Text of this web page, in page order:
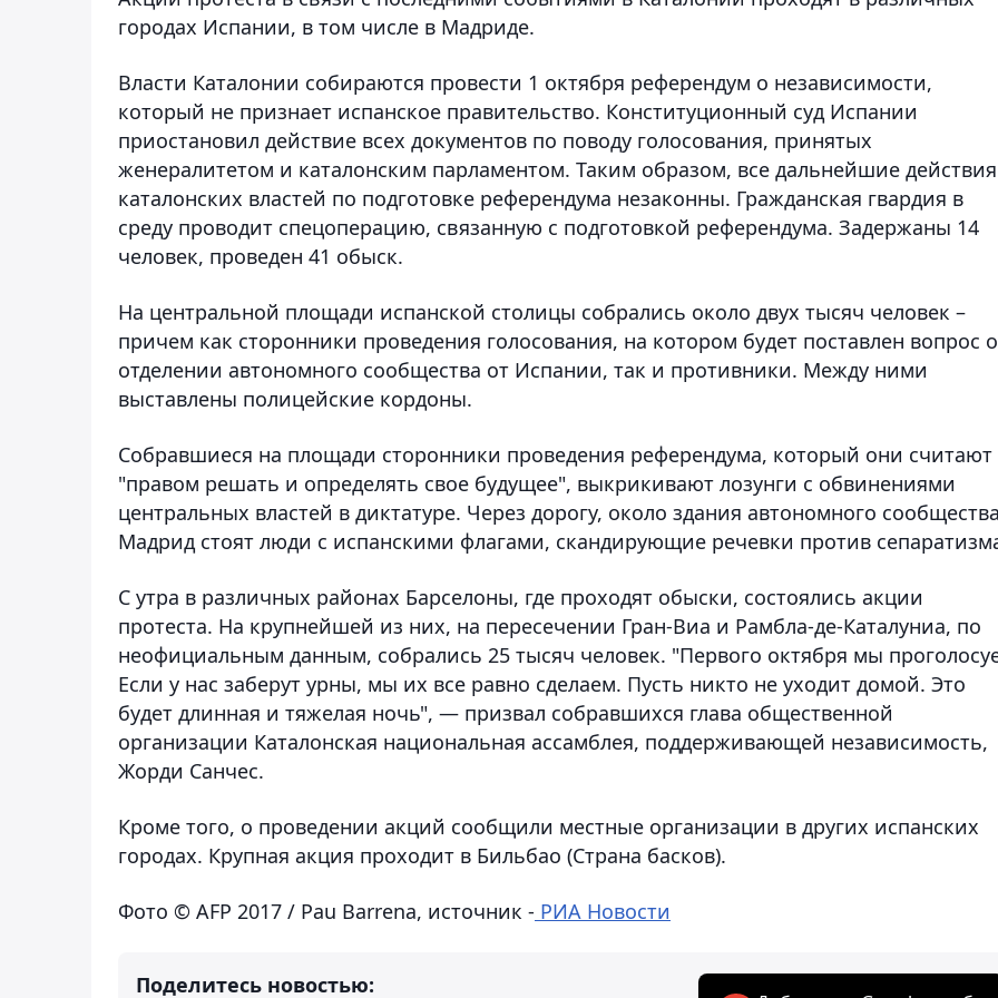
городах Испании, в том числе в Мадриде.
Власти Каталонии собираются провести 1 октября референдум о независимости,
который не признает испанское правительство. Конституционный суд Испании
приостановил действие всех документов по поводу голосования, принятых
женералитетом и каталонским парламентом. Таким образом, все дальнейшие действия
каталонских властей по подготовке референдума незаконны. Гражданская гвардия в
среду проводит спецоперацию, связанную с подготовкой референдума. Задержаны 14
человек, проведен 41 обыск.
На центральной площади испанской столицы собрались около двух тысяч человек –
причем как сторонники проведения голосования, на котором будет поставлен вопрос
отделении автономного сообщества от Испании, так и противники. Между ними
выставлены полицейские кордоны.
Собравшиеся на площади сторонники проведения референдума, который они считают
"правом решать и определять свое будущее", выкрикивают лозунги с обвинениями
центральных властей в диктатуре. Через дорогу, около здания автономного сообщества
Мадрид стоят люди с испанскими флагами, скандирующие речевки против
С утра в различных районах Барселоны, где проходят обыски, состоялись акции
протеста. На крупнейшей из них, на пересечении Гран-Виа и Рамбла-де-Каталуниа, по
неофициальным данным, собрались 25 тысяч человек. "Первого октября мы
Если у нас заберут урны, мы их все равно сделаем. Пусть никто не уходит домой. Это
будет длинная и тяжелая ночь", — призвал собравшихся глава общественной
организации Каталонская национальная ассамблея, поддерживающей независимость,
Жорди Санчес.
Кроме того, о проведении акций сообщили местные организации в других испанских
городах. Крупная акция проходит в Бильбао (Страна басков).
Фото © AFP 2017 / Pau Barrena, источник - РИА Новости
Поделитесь новостью: